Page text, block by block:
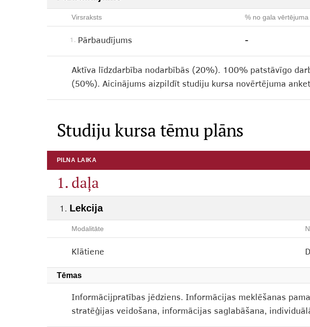
Virsraksts % no gala vērtējuma
1. Pārbaudījums -
Aktīva līdzdarbība nodarbībās (20%). 100% patstāvīgo
(50%). Aicinājums aizpildīt studiju kursa novērtējuma
Studiju kursa tēmu plāns
PILNA LAIKA
1. daļa
Lekcija
Modalitāte
Klātiene
Tēmas
Informācijpratības jēdziens. Informācijas meklēšanas
stratēģijas veidošana, informācijas saglabāšana,